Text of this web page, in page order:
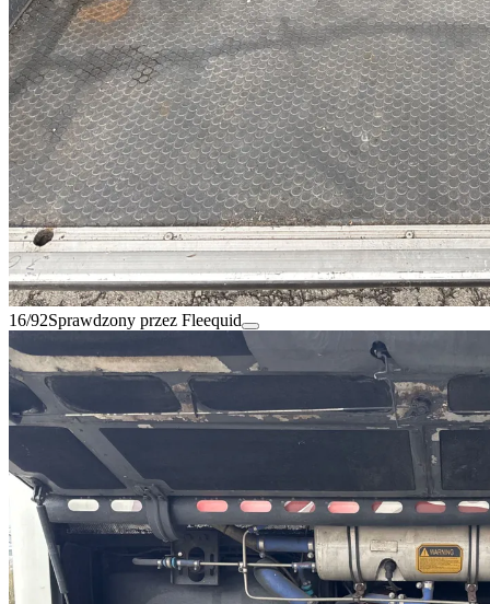
16/92Sprawdzony przez Fleequid